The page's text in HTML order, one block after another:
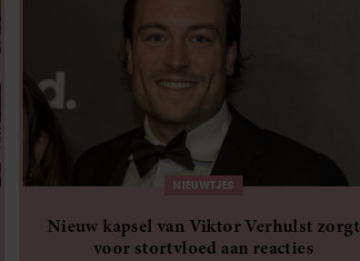
NIEUWTJES
Nieuw kapsel van Viktor Verhulst zorgt
voor stortvloed aan reacties